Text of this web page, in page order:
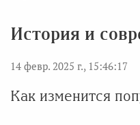
История и
14 февр. 2025 г., 15:46:17
Как изменится